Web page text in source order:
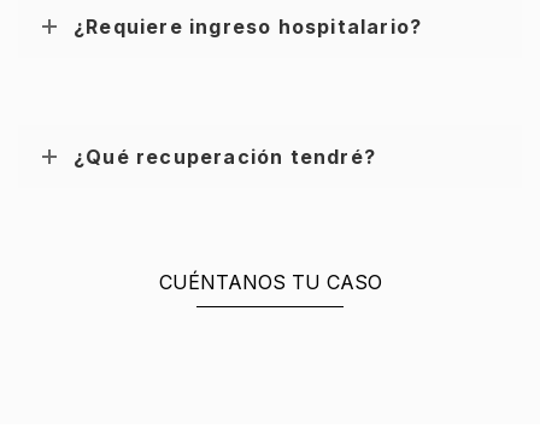
¿Requiere ingreso hospitalario?
¿Qué recuperación tendré?
CUÉNTANOS TU CASO